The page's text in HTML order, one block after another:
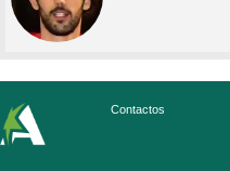
Contactos